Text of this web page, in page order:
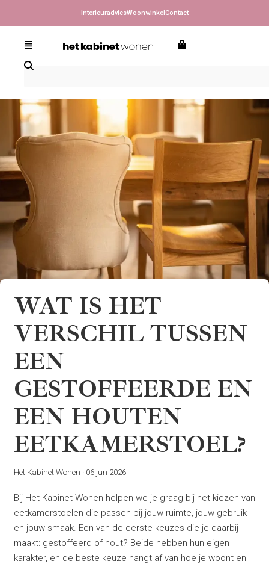
InterieuradviesWoonwinkelContact
WAT IS HET
VERSCHIL TUSSEN
EEN
GESTOFFEERDE EN
EEN HOUTEN
EETKAMERSTOEL?
Het Kabinet Wonen · 06 jun 2026
Bij Het Kabinet Wonen helpen we je graag bij het kiezen van
eetkamerstoelen die passen bij jouw ruimte, jouw gebruik
en jouw smaak. Een van de eerste keuzes die je daarbij
maakt: gestoffeerd of hout? Beide hebben hun eigen
karakter, en de beste keuze hangt af van hoe je woont en